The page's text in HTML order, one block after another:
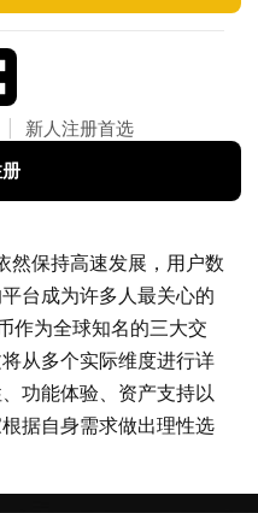
新人注册首选
然保持高速发展，用户数
台成为许多人最关心的
作为全球知名的三大交
从多个实际维度进行详
功能体验、资产支持以
据自身需求做出理性选